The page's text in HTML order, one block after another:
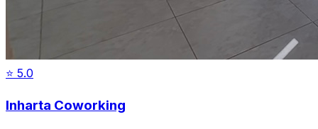
⭐ 5.0
Inharta Coworking